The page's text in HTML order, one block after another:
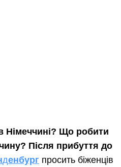
Німеччині? Що робити
Після прибуття до
денбург просить біженців